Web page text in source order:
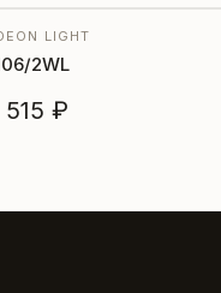
LIGHT
2WL
515 ₽